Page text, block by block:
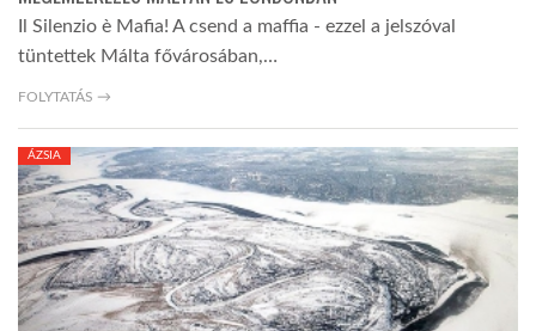
Il Silenzio è Mafia! A csend a maffia - ezzel a jelszóval
tüntettek Málta fővárosában,…
FOLYTATÁS →
ÁZSIA